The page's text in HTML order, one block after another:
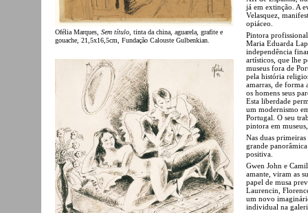
Ofélia Marques, Sem título , tinta da china, aguarela, grafite e
gouache, 21,5x16,5cm, Fundação Calouste Gulbenkian.
já em extinção. A
Velasquez,
opiáceo.
Pintora
Maria Eduarda
independência
artísticos, que lhe
museus fora de
pela história
amarras, de forma
os homens seus
Esta liberdade
um modernismo
Portugal. O seu
pintora em
Nas duas primeiras
grande
positiva.
Gwen John e
amante, viram as
papel de musa
Laurencin,
um novo
individual na